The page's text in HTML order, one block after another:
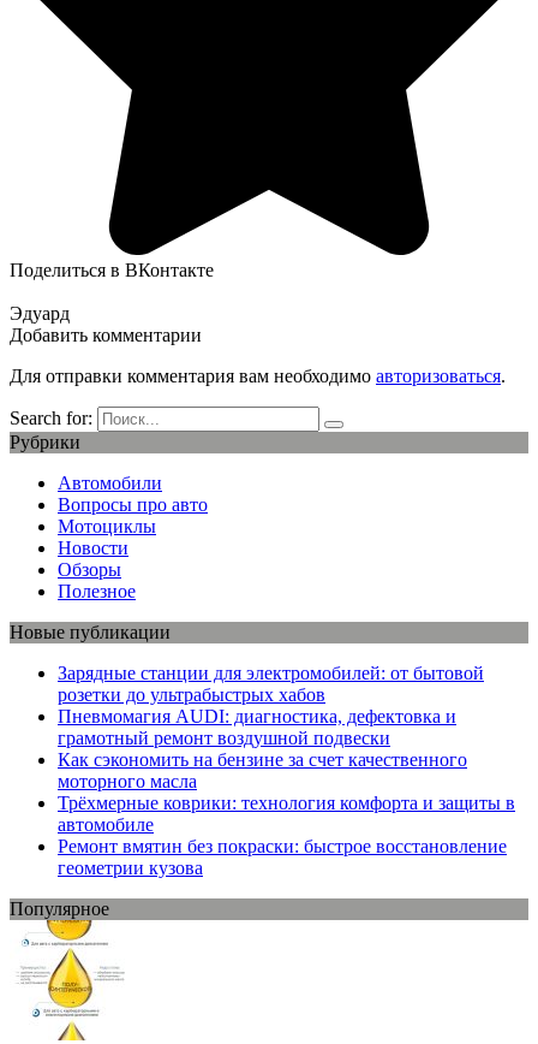
Поделиться в ВКонтакте
Эдуард
Добавить комментарии
Для отправки комментария вам необходимо авторизоваться.
Search for:
Рубрики
Автомобили
Вопросы про авто
Мотоциклы
Новости
Обзоры
Полезное
Новые публикации
Зарядные станции для электромобилей: от бытовой
розетки до ультрабыстрых хабов
Пневмомагия AUDI: диагностика, дефектовка и
грамотный ремонт воздушной подвески
Как сэкономить на бензине за счет качественного
моторного масла
Трёхмерные коврики: технология комфорта и защиты в
автомобиле
Ремонт вмятин без покраски: быстрое восстановление
геометрии кузова
Популярное